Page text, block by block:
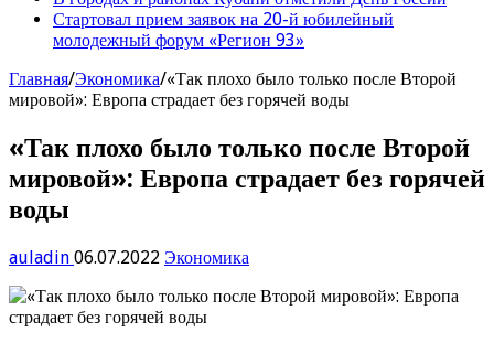
Стартовал прием заявок на 20-й юбилейный
молодежный форум «Регион 93»
Главная/Экономика/«Так плохо было только после Второй
мировой»: Европа страдает без горячей воды
«Так плохо было только после Второй
мировой»: Европа страдает без горячей
воды
auladin 06.07.2022 Экономика